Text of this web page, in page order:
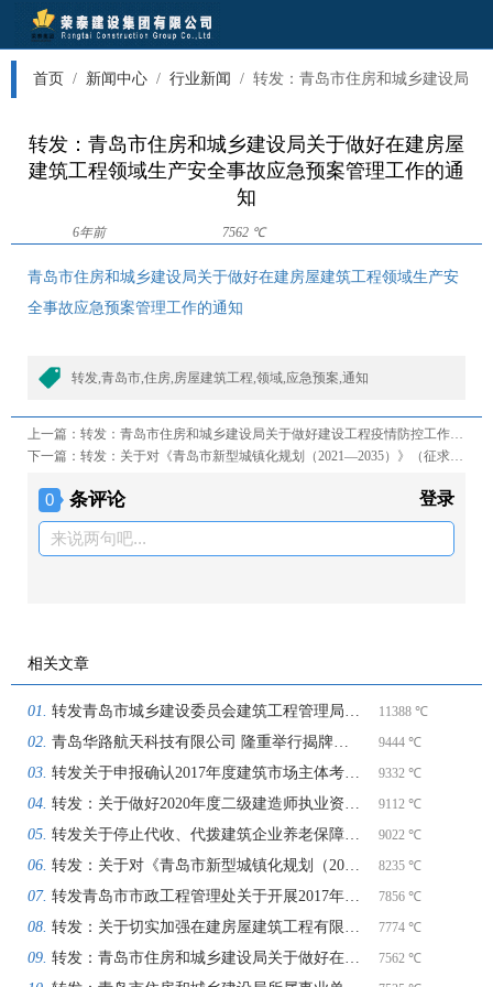
首页 / 新闻中心 / 行业新闻 / 转发：青岛市住房和城乡建设局
通知
转发：青岛市住房和城乡建设局关于做好在建房屋
建筑工程领域生产安全事故应急预案管理工作的通
知
6年前 7562 ℃
青岛市住房和城乡建设局关于做好在建房屋建筑工程领域生产安
全事故应急预案管理工作的通知
转发,青岛市,住房,房屋建筑工程,领域,应急预案,通知
上一篇： 转发：青岛市住房和城乡建设局关于做好建设工程疫情防控工作的通知
下一篇： 转发：关于对《青岛市新型城镇化规划（2021—2035）》（征求意见稿）公开征求意见的通知
0 条评论 登录
来说两句吧...
相关文章
转发青岛市城乡建设委员会建筑工程管理局 关于表彰2017年度建筑行业优秀企业和优秀个人的通报 11388 ℃
青岛华路航天科技有限公司 隆重举行揭牌仪式 9444 ℃
转发关于申报确认2017年度建筑市场主体考核信息等有关事项的通知 9332 ℃
转发：关于做好2020年度二级建造师执业资格考试工作的通知 9112 ℃
转发关于停止代收、代拨建筑企业养老保障金制度的通知 9022 ℃
转发：关于对《青岛市新型城镇化规划（2021—2035）》（征求意见稿）公开征求意见的通知 8235 ℃
转发青岛市市政工程管理处关于开展2017年度市政工程信用考核的通知 7856 ℃
转发：关于切实加强在建房屋建筑工程有限空间作业安全管理工作的通知 7774 ℃
转发：青岛市住房和城乡建设局关于做好在建房屋建筑工程领域生产安全事故应急预案管理工作的通知 7562 ℃